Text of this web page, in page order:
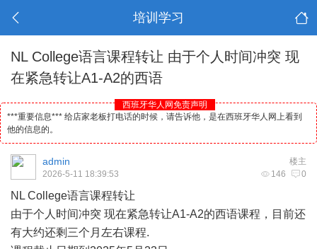
培训学习
NL College语言课程转让 由于个人时间冲突 现
在紧急转让A1-A2的西语
西班牙华人网免责声明
***重要信息*** 给店家老板打电话的时候，请告诉他，是在西班牙华人网上看到
他的信息的。
楼主
admin
146 0
2026-5-11 18:39:53
NL College语言课程转让
由于个人时间冲突 现在紧急转让A1-A2的西语课程，目前还
有大约还剩三个月左右课程.